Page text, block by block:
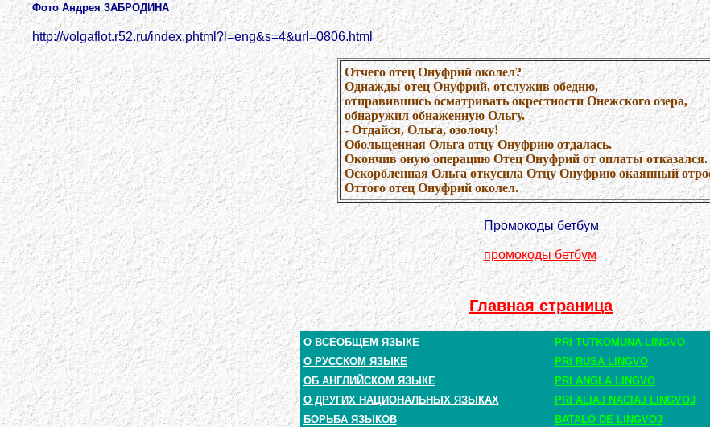
Фото Андрея ЗАБРОДИНА
http://volgaflot.r52.ru/index.phtml?l=eng&s=4&url=0806.html
Отчего отец Онуфрий околел?
Однажды отец Онуфрий, отслужив обедню,
отправившись осматривать окрестности Онежского озера,
обнаружил обнаженную Ольгу.
- Отдайся, Ольга, озолочу!
Обольщенная Ольга отцу Онуфрию отдалась.
Окончив оную операцию Отец Онуфрий от оплаты отказался.
Оскорбленная Ольга откусила Отцу Онуфрию окаянный
Оттого отец Онуфрий околел.
Промокоды бетбум
промокоды бетбум
Главная страница
О ВСЕОБЩЕМ ЯЗЫКЕ
PRI TUTKOMUNA LINGVO
О РУССКОМ ЯЗЫКЕ
PRI RUSA LINGVO
ОБ АНГЛИЙСКОМ ЯЗЫКЕ
PRI ANGLA LINGVO
О ДРУГИХ НАЦИОНАЛЬНЫХ ЯЗЫКАХ
PRI ALIAJ NACIAJ LINGVOJ
БОРЬБА ЯЗЫКОВ
BATALO DE LINGVOJ